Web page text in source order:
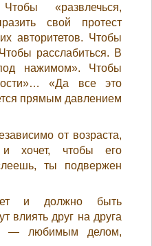
«развлечься,
свой протест
авторитетов. Чтобы
расслабиться. В
нажимом». Чтобы
«Да все это
прямым давлением
от возраста,
хочет, чтобы его
ты подвержен
и должно быть
влиять друг на друга
— любимым делом,